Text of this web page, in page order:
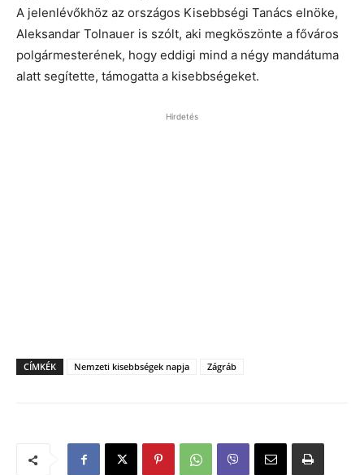
A jelenlévőkhöz az országos Kisebbségi Tanács elnöke,
Aleksandar Tolnauer is szólt, aki megköszönte a főváros
polgármesterének, hogy eddigi mind a négy mandátuma
alatt segítette, támogatta a kisebbségeket.
Hirdetés
CÍMKÉK Nemzeti kisebbségek napja Zágráb